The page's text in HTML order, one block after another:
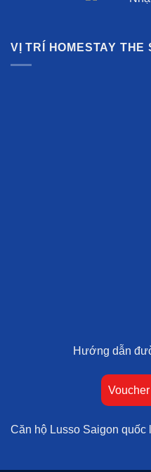
VỊ TRÍ HOMESTAY THE
Hướng dẫn
Căn hộ Lusso Saigon quốc